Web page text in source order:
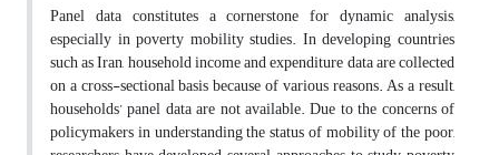
Panel data constitutes a cornerstone for dynamic analysis,
especially in poverty mobility studies. In developing countries
such as Iran, household income and expenditure data are collected
on a cross-sectional basis because of various reasons. As a result,
households’ panel data are not available. Due to the concerns of
policymakers in understanding the status of mobility of the poor,